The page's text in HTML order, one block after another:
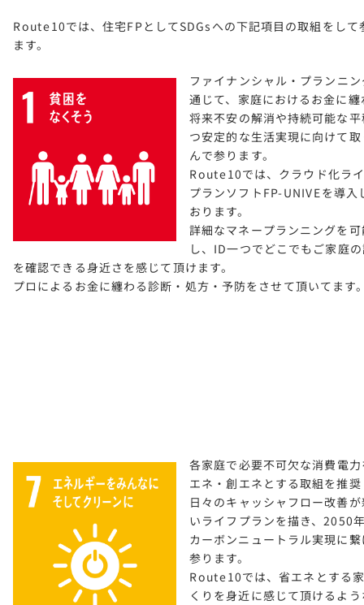
Route10では、住宅FPとしてSDGsへの下記項目の取組をして
ます。
ファイナンシャル・プランニ
通じて、家庭におけるお金に纏
将来不安の解消や持続可能な
つ安定的な生活実現に向けて
んで参ります。
Route10では、クラウド化ラ
プランソフトFP-UNIVEを導入
おります。
詳細なマネープランニングを
し、ID一つでどこでもご家庭
を確認できる身近さを感じて頂けます。
プロによるお金に纏わる診断・処方・予防をさせて頂いてます
各家庭で必要不可欠な消費電
エネ・創エネとする取組を推
日々のキャッシャフロー改善
いライフプランを描き、2050
カーボンニュートラル実現に
参ります。
Route10では、省エネとする
くりを身近に感じて頂けるよ